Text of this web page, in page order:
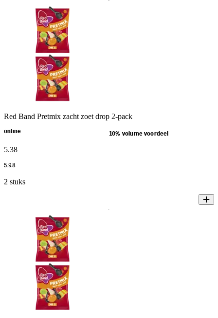
Red Band Pretmix zacht zoet drop 2-pack
online 10% volume voordeel
5.38
5.98
2 stuks